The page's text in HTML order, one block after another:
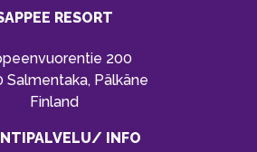
RESORT
200
Salmentaka, Pälkäne
Finland
INFO